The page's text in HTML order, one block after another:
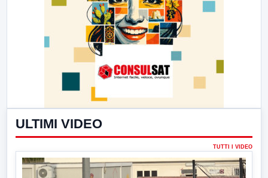
ULTIMI VIDEO
TUTTI I VIDEO